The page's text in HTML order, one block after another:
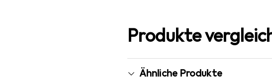
Produkte
Ähnliche Produkte